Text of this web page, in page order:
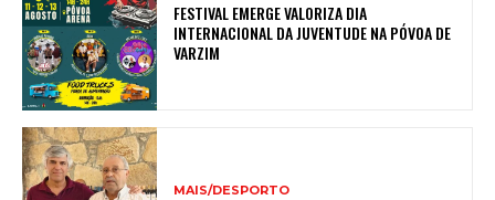
FESTIVAL EMERGE VALORIZA DIA
INTERNACIONAL DA JUVENTUDE NA PÓVOA DE
VARZIM
MAIS/DESPORTO